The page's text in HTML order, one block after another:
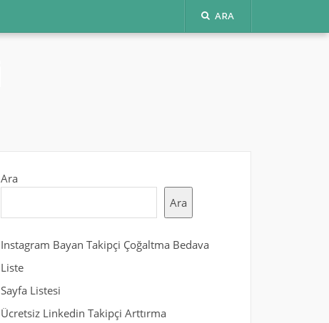
ARA
Ara
Ara
Instagram Bayan Takipçi Çoğaltma Bedava
Liste
Sayfa Listesi
Ücretsiz Linkedin Takipçi Arttırma